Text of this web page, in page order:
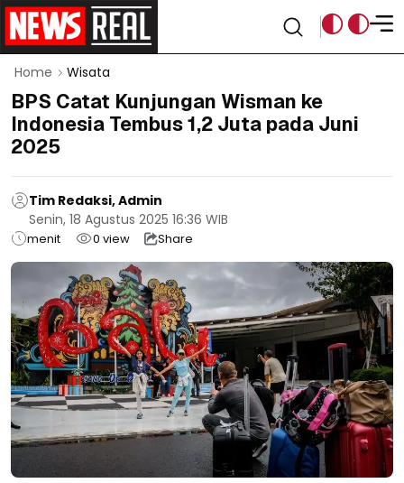
Home Wisata
BPS Catat Kunjungan Wisman ke
Indonesia Tembus 1,2 Juta pada Juni
2025
Tim Redaksi, Admin
Senin, 18 Agustus 2025 16:36 WIB
menit 0 view Share